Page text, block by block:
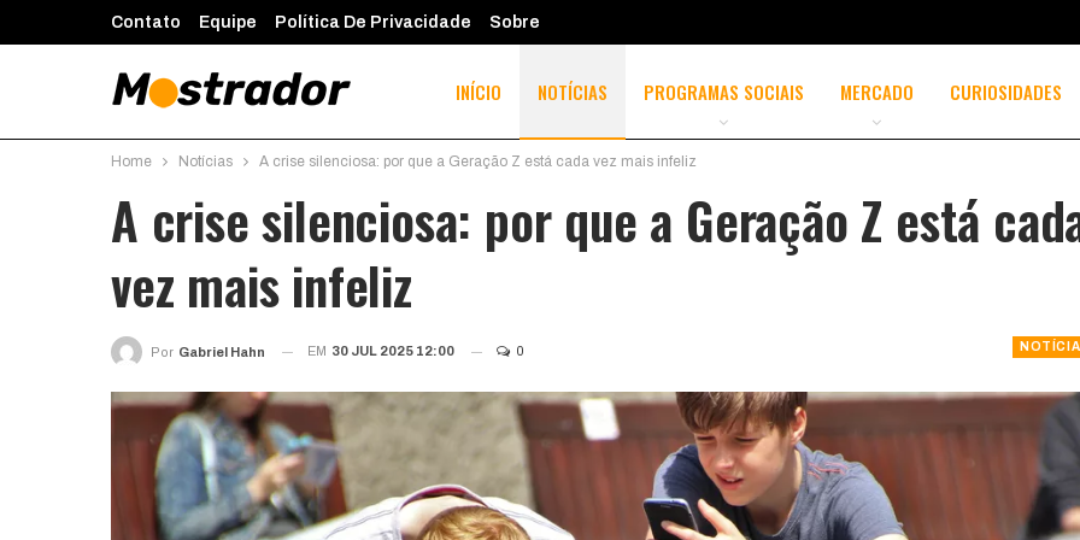
Contato Equipe Política De Privacidade Sobre
INÍCIO NOTÍCIAS PROGRAMAS SOCIAIS MERCADO CURIOSIDADES
Home Notícias A crise silenciosa: por que a Geração Z está cada vez mais infeliz
A crise silenciosa: por que a Geração Z está
vez mais infeliz
Por Gabriel Hahn EM 30 JUL 2025 12:00 0